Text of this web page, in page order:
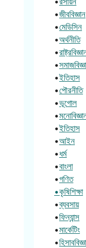
•জীববিজ্ঞান
•মেডিসিন
•অর্থনীতি
•
•
•ইতিহাস
•পৌরনীতি
•ভূগোল
•
•ইতিহাস
•আইন
•ধর্ম
•বাংলা
•গণিত
•কৃষিশিক্ষা
•ব্যবসায়
•ফিন্যান্স
•মার্কেটিং
•